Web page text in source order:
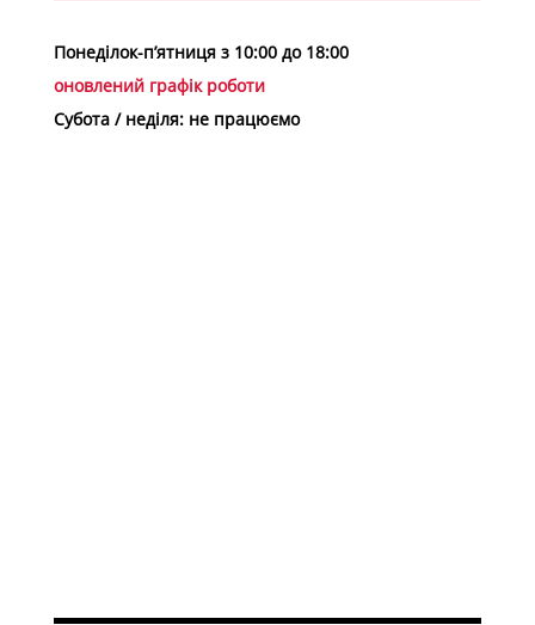
Понеділок-п’ятниця з 10:00 до 18:00
оновлений графік роботи
Субота / неділя: не працюємо